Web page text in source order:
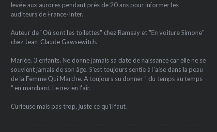
levée aux aurores pendant près de 20 ans pour informer les
auditeurs de France-Inter.
Auteur de "Où sont les toilettes" chez Ramsay et "En voiture Simone"
chez Jean-Claude Gawsewitch.
Mariée, 3 enfants. Ne donne jamais sa date de naissance car elle ne se
souvient jamais de son âge. S'est toujours sentie à l'aise dans la peau
de la Femme Qui Marche. A toujours su donner " du temps au temps
" en marchant. Le nez en l'air.
Curieuse mais pas trop, juste ce qu'il faut.